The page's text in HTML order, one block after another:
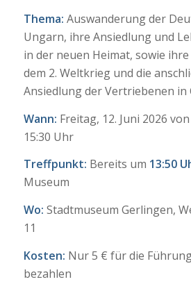
Thema: Auswanderung der
Ungarn, ihre Ansiedlung und
in der neuen Heimat, sowie
dem 2. Weltkrieg und die
Ansiedlung der Vertriebenen in
Wann: Freitag, 12. Juni 2026
15:30 Uhr
Treffpunkt: Bereits um 13:50
Museum
Wo: Stadtmuseum Gerlingen,
11
Kosten: Nur 5 € für die
bezahlen